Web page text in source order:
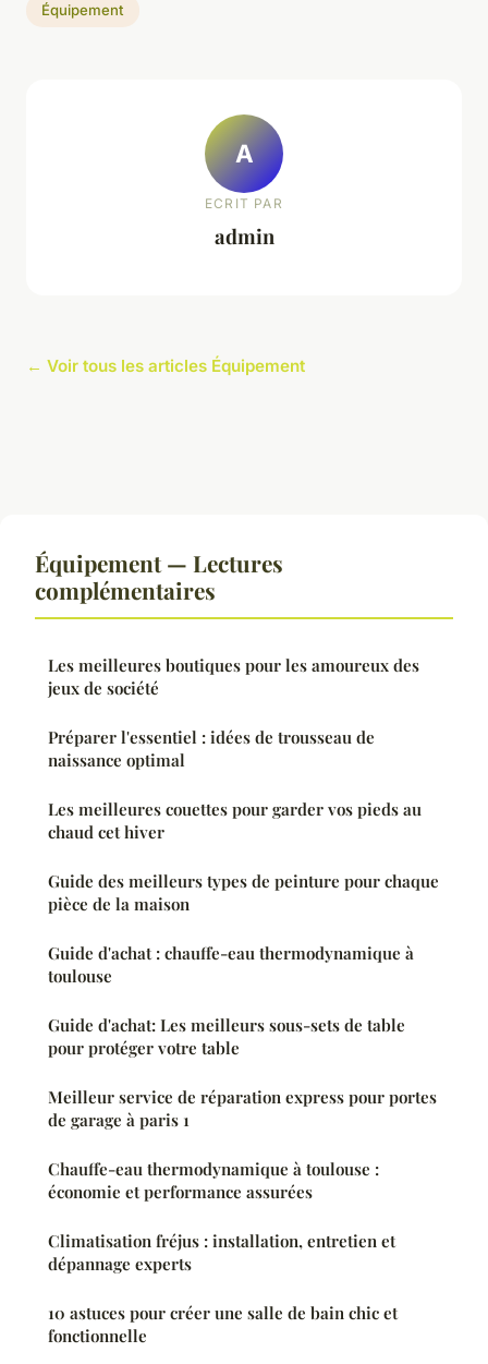
Équipement
A
ECRIT PAR
admin
← Voir tous les articles Équipement
Équipement — Lectures
complémentaires
Les meilleures boutiques pour les amoureux des
jeux de société
Préparer l'essentiel : idées de trousseau de
naissance optimal
Les meilleures couettes pour garder vos pieds au
chaud cet hiver
Guide des meilleurs types de peinture pour chaque
pièce de la maison
Guide d'achat : chauffe-eau thermodynamique à
toulouse
Guide d'achat: Les meilleurs sous-sets de table
pour protéger votre table
Meilleur service de réparation express pour portes
de garage à paris 1
Chauffe-eau thermodynamique à toulouse :
économie et performance assurées
Climatisation fréjus : installation, entretien et
dépannage experts
10 astuces pour créer une salle de bain chic et
fonctionnelle